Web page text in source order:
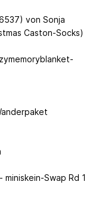
von Sonja
Caston-Socks)
Swap Rd 1